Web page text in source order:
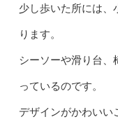
少し歩いた所には、
ります。
シーソーや滑り台、
っているのです。
デザインがかわいい